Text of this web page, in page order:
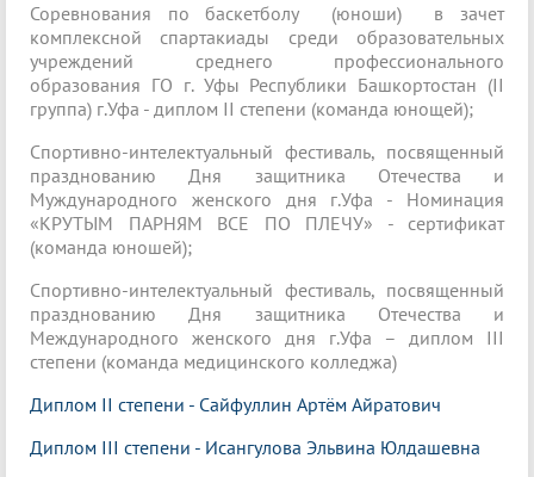
Соревнования по баскетболу (юноши) в зачет
комплексной спартакиады среди образовательных
учреждений среднего профессионального
образования ГО г. Уфы Республики Башкортостан (II
группа) г.Уфа - диплом II степени (команда юнощей);
Спортивно-интелектуальный фестиваль, посвященный
празднованию Дня защитника Отечества и
Муждународного женского дня г.Уфа - Номинация
«КРУТЫМ ПАРНЯМ ВСЕ ПО ПЛЕЧУ» - сертификат
(команда юношей);
Спортивно-интелектуальный фестиваль, посвященный
празднованию Дня защитника Отечества и
Международного женского дня г.Уфа – диплом III
степени (команда медицинского колледжа)
Диплом II степени - Сайфуллин Артём Айратович
Диплом III степени - Исангулова Эльвина Юлдашевна